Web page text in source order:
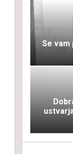
Se vam